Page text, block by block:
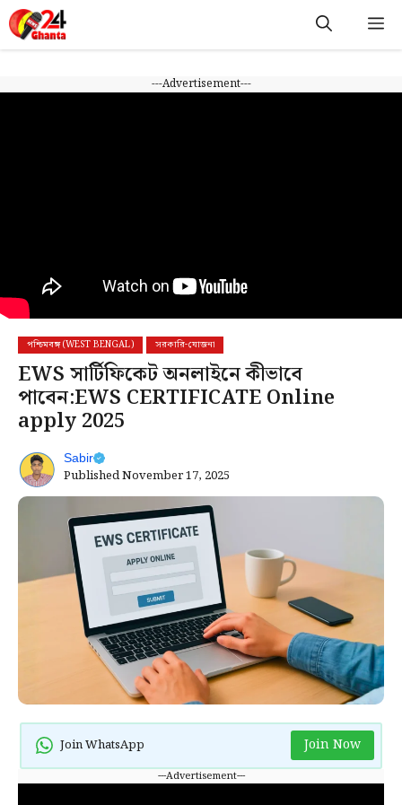
Skip
to
content
---Advertisement---
পশ্চিমবঙ্গ (WEST BENGAL) সরকারি-যোজনা
EWS সার্টিফিকেট অনলাইনে কীভাবে
পাবেন:EWS CERTIFICATE Online
apply 2025
Sabir
PublishedNovember 17, 2025
Join WhatsApp Join Now
---Advertisement---